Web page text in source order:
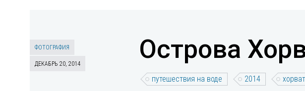
ФОТОГРАФИЯ
ДЕКАБРЬ 20, 2014 Острова
путешествия на воде 2014